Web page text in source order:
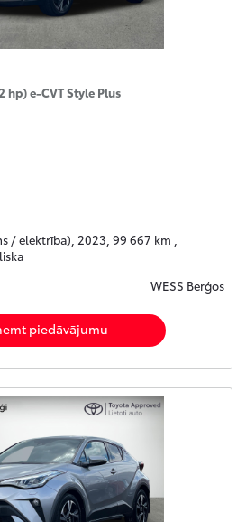
hp) e-CVT Style Plus
/ elektrība), 2023, 99 667 km ,
WESS Berģos
piedāvājumu